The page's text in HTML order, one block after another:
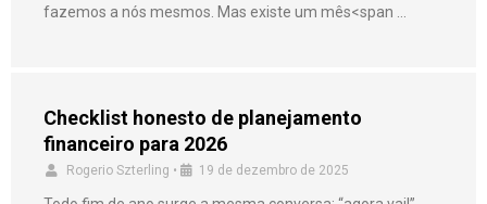
fazemos a nós mesmos. Mas existe um mês<span …
Checklist honesto de planejamento
financeiro para 2026
Rogerio Szterling • 19 de dezembro de 2025